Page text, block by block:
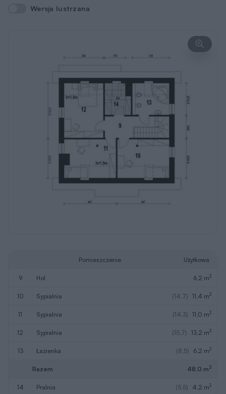
Wersja lustrzana
Wersja lustrzana
Pomieszczenie Użytkowa
9 hol 6,2 m2
10 sypialnia (14,7) 11,4 m2
11 sypialnia (14,3) 11,0 m2
12 sypialnia (15,7) 13,2 m2
13 łazienka (8,5) 6,2 m2
Razem 48,0 m2
14 pralnia (5,5) 4,2 m2